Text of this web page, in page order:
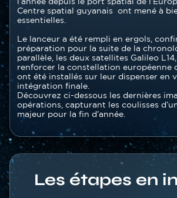
Centre spatial guyanais ont mené à
essentielles.
Le lanceur a été rempli en ergols,
préparation pour la suite de la
parallèle, les deux satellites Galileo
renforcer la constellation européenne
ont été installés sur leur dispenser en
intégration finale.
Découvrez ci-dessous les dernières
opérations, capturant les coulisses
majeur pour la fin d’année.
Les étapes en